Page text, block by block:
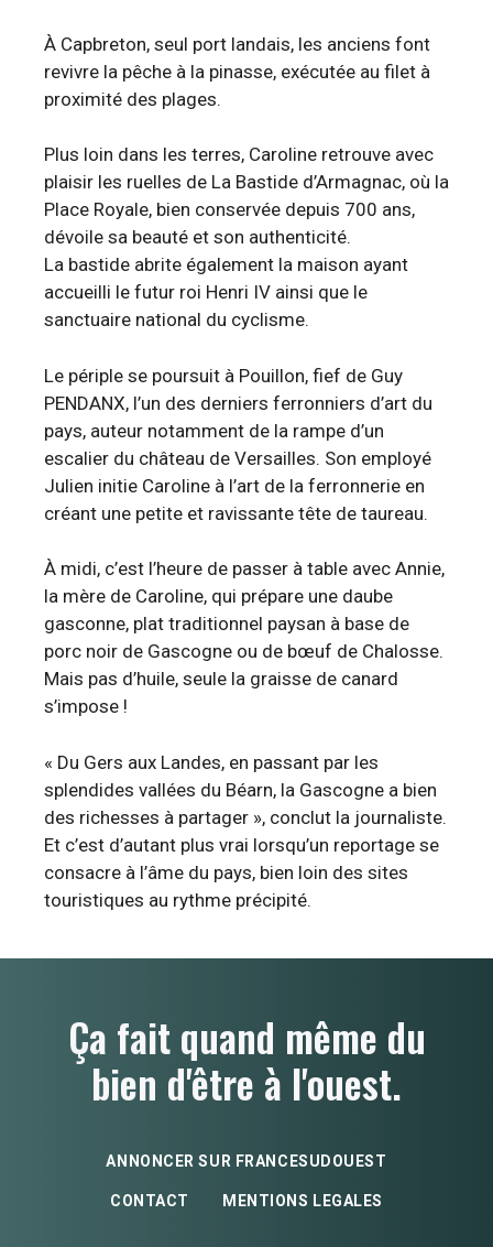
À Capbreton, seul port landais, les anciens font
revivre la pêche à la pinasse, exécutée au filet à
proximité des plages.
Plus loin dans les terres, Caroline retrouve avec
plaisir les ruelles de La Bastide d’Armagnac, où la
Place Royale, bien conservée depuis 700 ans,
dévoile sa beauté et son authenticité.
La bastide abrite également la maison ayant
accueilli le futur roi Henri IV ainsi que le
sanctuaire national du cyclisme.
Le périple se poursuit à Pouillon, fief de Guy
PENDANX, l’un des derniers ferronniers d’art du
pays, auteur notamment de la rampe d’un
escalier du château de Versailles. Son employé
Julien initie Caroline à l’art de la ferronnerie en
créant une petite et ravissante tête de taureau.
À midi, c’est l’heure de passer à table avec Annie,
la mère de Caroline, qui prépare une daube
gasconne, plat traditionnel paysan à base de
porc noir de Gascogne ou de bœuf de Chalosse.
Mais pas d’huile, seule la graisse de canard
s’impose !
« Du Gers aux Landes, en passant par les
splendides vallées du Béarn, la Gascogne a bien
des richesses à partager », conclut la journaliste.
Et c’est d’autant plus vrai lorsqu’un reportage se
consacre à l’âme du pays, bien loin des sites
touristiques au rythme précipité.
Ça fait quand même du
bien d'être à l'ouest.
ANNONCER SUR FRANCESUDOUEST
CONTACT MENTIONS LEGALES